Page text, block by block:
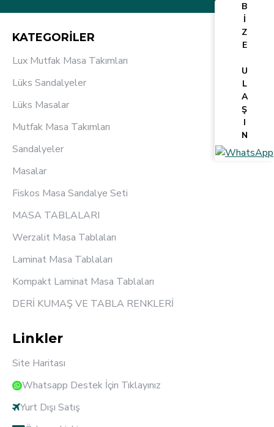
KATEGORİLER
Lux Mutfak Masa Takımları
Lüks Sandalyeler
Lüks Masalar
Mutfak Masa Takımları
Sandalyeler
Masalar
Fiskos Masa Sandalye Seti
MASA TABLALARI
Werzalit Masa Tablaları
Laminat Masa Tablaları
Kompakt Laminat Masa Tablaları
DERİ KUMAŞ VE TABLA RENKLERİ
Linkler
Site Haritası
Whatsapp Destek İçin Tıklayınız
Yurt Dışı Satış
B
İ
Z
E
U
L
A
Ş
I
N